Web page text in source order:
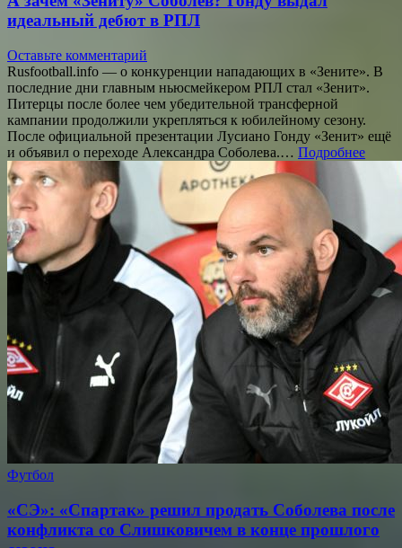
идеальный дебют в РПЛ
Оставьте комментарий
Rusfootball.info — о конкуренции нападающих в «Зените». В
последние дни главным ньюсмейкером РПЛ стал «Зенит».
Питерцы после более чем убедительной трансферной
кампании продолжили укрепляться к юбилейному сезону.
После официальной презентации Лусиано Гонду «Зенит» ещё
и объявил о переходе Александра Соболева.… Подробнее
Футбол
«СЭ»: «Спартак» решил продать Соболева после
конфликта со Слишковичем в конце прошлого